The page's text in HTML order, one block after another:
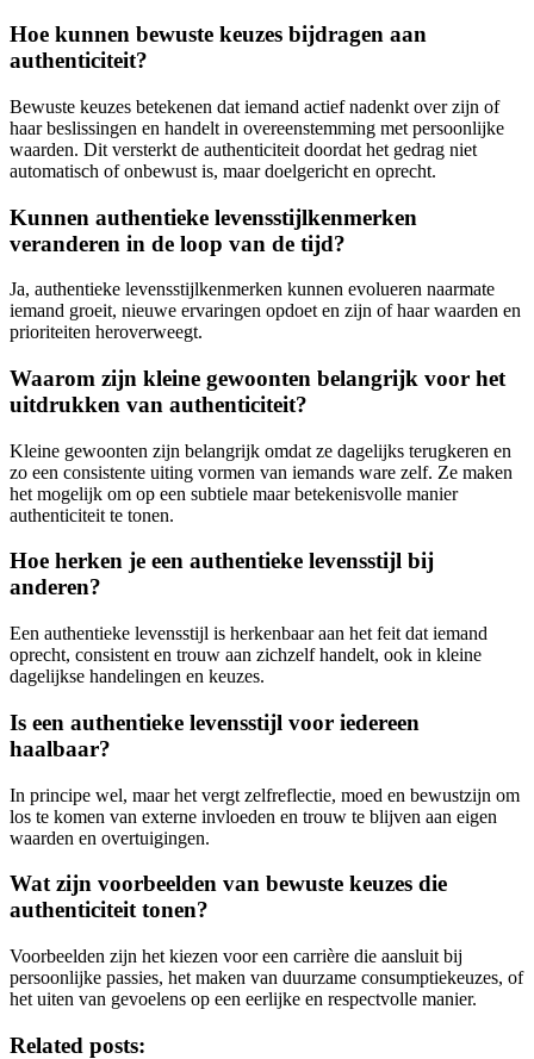
Hoe kunnen bewuste keuzes bijdragen aan
authenticiteit?
Bewuste keuzes betekenen dat iemand actief nadenkt over zijn of
haar beslissingen en handelt in overeenstemming met persoonlijke
waarden. Dit versterkt de authenticiteit doordat het gedrag niet
automatisch of onbewust is, maar doelgericht en oprecht.
Kunnen authentieke levensstijlkenmerken
veranderen in de loop van de tijd?
Ja, authentieke levensstijlkenmerken kunnen evolueren naarmate
iemand groeit, nieuwe ervaringen opdoet en zijn of haar waarden en
prioriteiten heroverweegt.
Waarom zijn kleine gewoonten belangrijk voor het
uitdrukken van authenticiteit?
Kleine gewoonten zijn belangrijk omdat ze dagelijks terugkeren en
zo een consistente uiting vormen van iemands ware zelf. Ze maken
het mogelijk om op een subtiele maar betekenisvolle manier
authenticiteit te tonen.
Hoe herken je een authentieke levensstijl bij
anderen?
Een authentieke levensstijl is herkenbaar aan het feit dat iemand
oprecht, consistent en trouw aan zichzelf handelt, ook in kleine
dagelijkse handelingen en keuzes.
Is een authentieke levensstijl voor iedereen
haalbaar?
In principe wel, maar het vergt zelfreflectie, moed en bewustzijn om
los te komen van externe invloeden en trouw te blijven aan eigen
waarden en overtuigingen.
Wat zijn voorbeelden van bewuste keuzes die
authenticiteit tonen?
Voorbeelden zijn het kiezen voor een carrière die aansluit bij
persoonlijke passies, het maken van duurzame consumptiekeuzes, of
het uiten van gevoelens op een eerlijke en respectvolle manier.
Related posts: